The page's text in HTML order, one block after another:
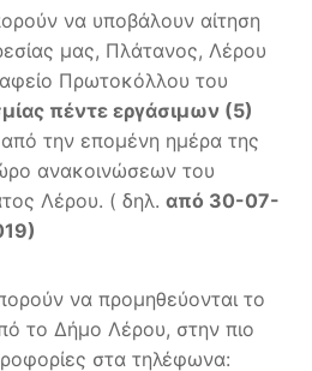
να υποβάλουν αίτηση
μας, Πλάτανος, Λέρου
Πρωτοκόλλου του
πέντε εργάσιμων (5)
την επομένη ημέρα της
ανακοινώσεων του
Λέρου. ( δηλ. από 30-07-
να προμηθεύονται το
το Δήμο Λέρου, στην πιο
στα τηλέφωνα: